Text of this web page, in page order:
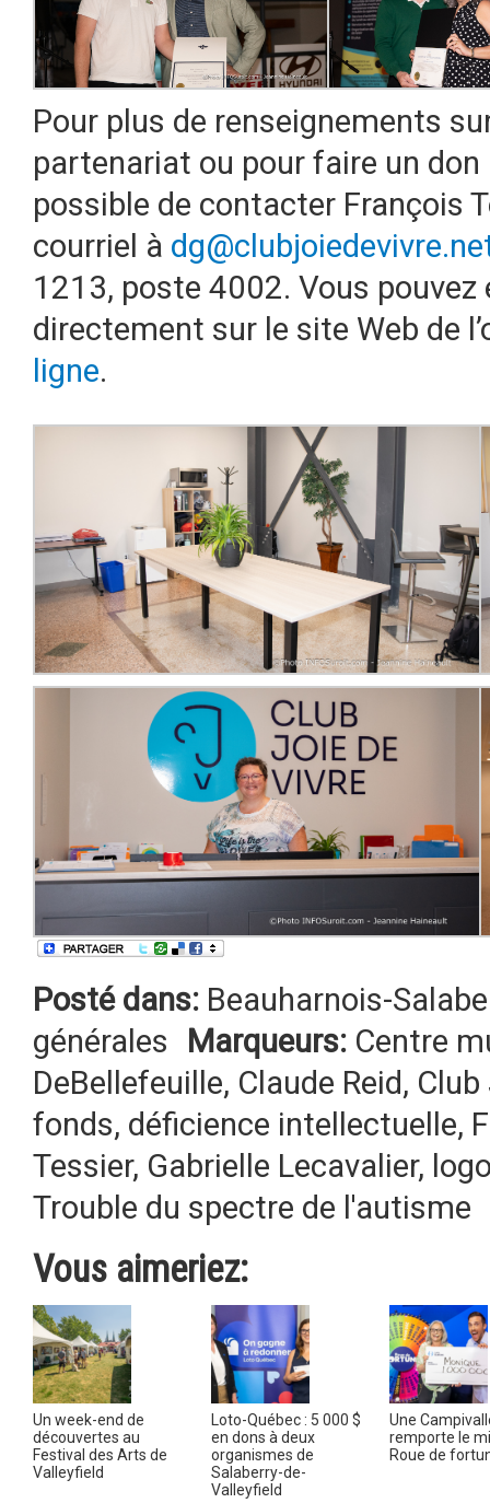
Pour plus de renseignements
partenariat ou pour faire un
possible de contacter François
courriel à
1213, poste 4002. Vous
directement sur le site Web de
ligne.
Posté dans: Beauharnois-
générales
Marqueurs: Centre
DeBellefeuille, Claude Reid, Club
fonds, déficience intellectuelle,
Tessier, Gabrielle Lecavalier,
Trouble du spectre de l'autisme
Vous aimeriez:
Un week-end de
découvertes au
Festival des Arts de
Valleyfield
Loto-Québec : 5 000 $
en dons à deux
organismes de
Salaberry-de-
Valleyfield
Une
remporte le
Roue de